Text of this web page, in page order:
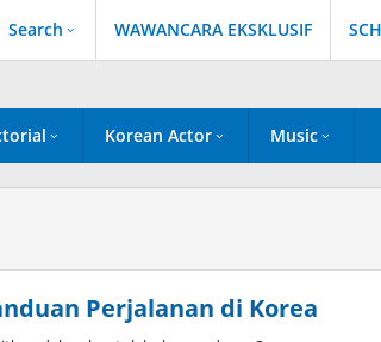
Search WAWANCARA EKSKLUSIF
Korean Actor Music
Perjalanan di Korea